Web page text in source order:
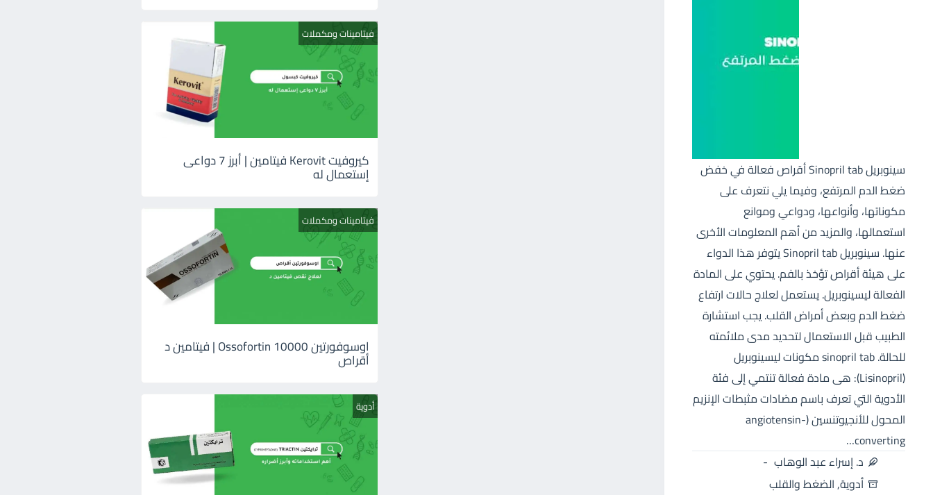
سينوبريل Sinopril tab أقراص فعالة في خفض
ضغط الدم المرتفع، وفيما يلي نتعرف على
مكوناتها، وأنواعها، ودواعي وموانع
استعمالها، والمزيد من أهم المعلومات الأخرى
عنها. سينوبريل Sinopril tab يتوفر هذا الدواء
على هيئة أقراص تؤخذ بالفم. يحتوي على المادة
الفعالة ليسينوبريل. يستعمل لعلاج حالات ارتفاع
ضغط الدم وبعض أمراض القلب. يجب استشارة
الطبيب قبل الاستعمال لتحديد مدى ملائمته
للحالة. sinopril tab مكونات ليسينوبريل
(Lisinopril): هى مادة فعالة تنتمي إلى فئة
الأدوية التي تعرف باسم مضادات مثبطات الإنزيم
المحول للأنجيوتنسين (angiotensin-
converting…
د. إسراء عبد الوهاب
أدوية,الضغط والقلب
فيتامينات ومكملات
كيروفيت Kerovit فيتامين | أبرز 7 دواعى
إستعمال له
فيتامينات ومكملات
اوسوفورتين 10000 Ossofortin | فيتامين د
أقراص
أدوية